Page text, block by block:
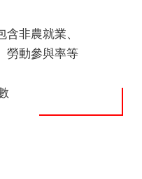
非農就業、
勞動參與率等